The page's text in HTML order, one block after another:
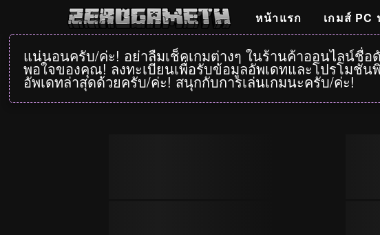
หน้าแรก เกมส์ PC
แน่นอนครับ/ค่ะ! อย่าลืมเช็คเกมต่างๆ ในร้านค้าออนไลน์ชื่อ
พอใจของคุณ! ลงทะเบียนเพื่อรับข้อมูลอัพเดทและโปรโมชั่น
อัพเดทล่าสุดด้วยครับ/ค่ะ! สนุกกับการเล่นเกมนะครับ/ค่ะ!